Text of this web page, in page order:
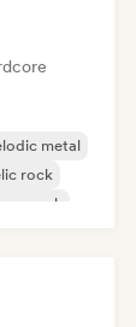
metal
rock
rock